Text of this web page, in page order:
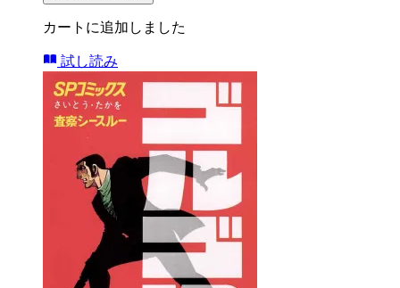
カートに追加しました
試し読み